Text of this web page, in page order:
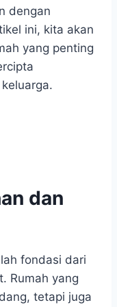
dengan
ini, kita akan
yang penting
dan
fondasi dari
Rumah yang
tetapi juga